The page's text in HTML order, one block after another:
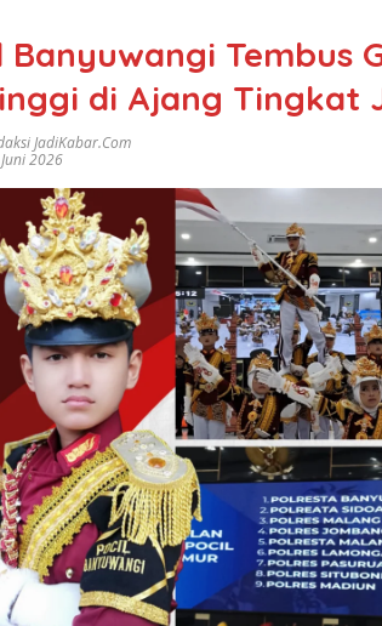
Banyuwangi Tembus
di Ajang Tingkat
JadiKabar.com
2026